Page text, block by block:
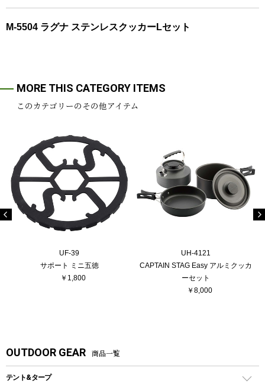
M-5504 ラグナ ステンレスクッカーLセット
MORE THIS CATEGORY ITEMS
このカテゴリーのその他アイテム
UF-39
サポート ミニ五徳
￥1,800
UH-4121
CAPTAIN STAG Easy アルミクッカ
ーセット
￥8,000
OUTDOOR GEAR 商品一覧
テント&タープ